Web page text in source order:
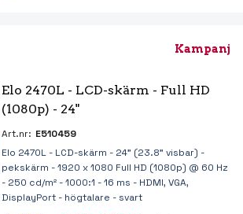
Kampanj
Elo 2470L - LCD-skärm - Full HD
(1080p) - 24"
Art.nr: E510459
Elo 2470L - LCD-skärm - 24" (23.8" visbar) -
pekskärm - 1920 x 1080 Full HD (1080p) @ 60 Hz
- 250 cd/m² - 1000:1 - 16 ms - HDMI, VGA,
DisplayPort - högtalare - svart